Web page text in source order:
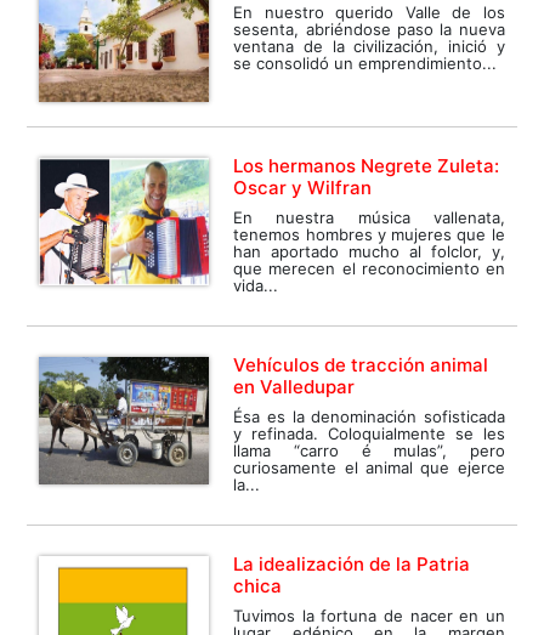
En nuestro querido Valle de los
sesenta, abriéndose paso la nueva
ventana de la civilización, inició y
se consolidó un emprendimiento...
Los hermanos Negrete Zuleta:
Oscar y Wilfran
En nuestra música vallenata,
tenemos hombres y mujeres que le
han aportado mucho al folclor, y,
que merecen el reconocimiento en
vida...
Vehículos de tracción animal
en Valledupar
Ésa es la denominación sofisticada
y refinada. Coloquialmente se les
llama “carro é mulas”, pero
curiosamente el animal que ejerce
la...
La idealización de la Patria
chica
Tuvimos la fortuna de nacer en un